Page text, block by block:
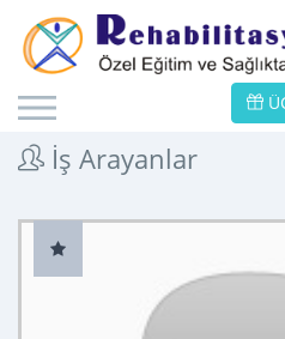
İş Arayanlar